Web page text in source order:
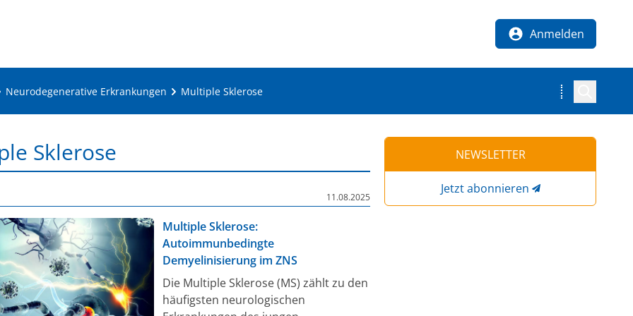
Anmelden
Neurodegenerative Erkrankungen Multiple Sklerose
Sklerose
11.08.2025
Multiple Sklerose:
Autoimmunbedingte
Demyelinisierung im ZNS
Die Multiple Sklerose (MS) zählt zu den
häufigsten neurologischen
NEWSLETTER
Jetzt abonnieren